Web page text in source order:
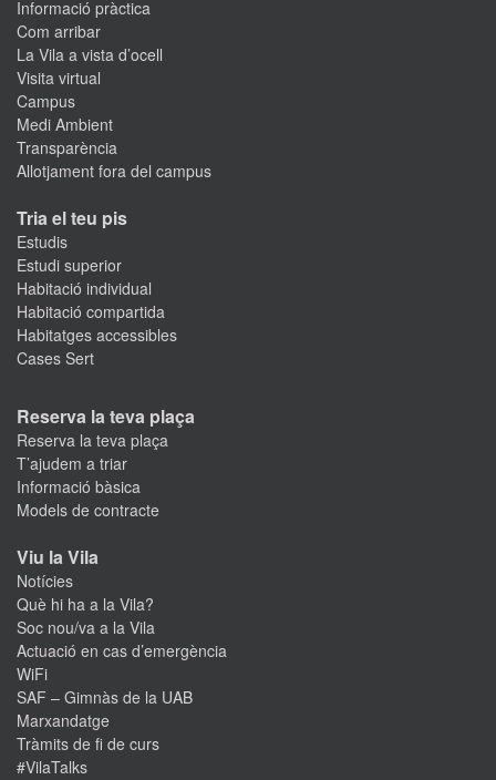
Informació pràctica
Com arribar
La Vila a vista d’ocell
Visita virtual
Campus
Medi Ambient
Transparència
Allotjament fora del campus
Tria el teu pis
Estudis
Estudi superior
Habitació individual
Habitació compartida
Habitatges accessibles
Cases Sert
Reserva la teva plaça
Reserva la teva plaça
T’ajudem a triar
Informació bàsica
Models de contracte
Viu la Vila
Notícies
Què hi ha a la Vila?
Soc nou/va a la Vila
Actuació en cas d’emergència
WiFi
SAF – Gimnàs de la UAB
Marxandatge
Tràmits de fi de curs
#VilaTalks